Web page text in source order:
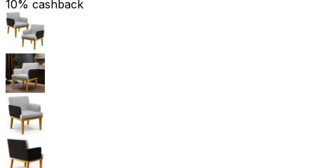
10% cashback